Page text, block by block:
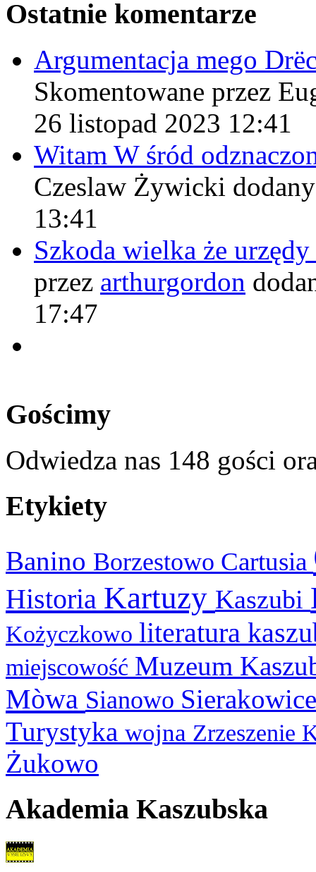
Ostatnie komentarze
Argumentacja mego
Skomentowane przez
26 listopad 2023 12:41
Witam W śród
Czeslaw Żywicki
13:41
Szkoda wielka że
przez arthurgordon
17:47
Gościmy
Odwiedza nas 148 gości
Etykiety
Banino Borzestowo Cartusia
Historia Kartuzy Kaszubi
Kożyczkowo literatura
miejscowość Muzeum
Mòwa Sianowo
Turystyka wojna Zrzeszenie
Żukowo
Akademia Kaszubska